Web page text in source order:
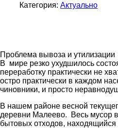
Категория: Актуально
Проблема вывоза и
В мире резко ухудшилось
переработку практически не
остро практически в каждом
чиновники, и просто
В нашем районе весной
деревни Малеево. Весь мусор в
бытовых отходов, находящийся